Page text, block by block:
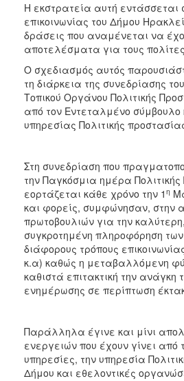
Η εκστρατεία αυτή εντάσσεται
επικοινωνίας του Δήμου
δράσεις που αναμένεται να
αποτελέσματα για τους
Ο σχεδιασμός αυτός
τη διάρκεια της συνεδρίασης
Τοπικού Οργάνου Πολιτικής
από τον Εντεταλμένο σύμβουλο
υπηρεσίας Πολιτικής
Στη συνεδρίαση που
την Παγκόσμια ημέρα
εορτάζεται κάθε χρόνο την 1 η
και φορείς, συμφώνησαν, στην
πρωτοβουλιών για την
συγκροτημένη πληροφόρηση
διάφορους τρόπους
κ.α) καθώς η μεταβαλλόμενη
καθιστά επιτακτική την ανάγκη
ενημέρωσης σε περίπτωση
Παράλληλα έγινε και μίνι
ενεργειών που έχουν γίνει από
υπηρεσίες, την υπηρεσία
Δήμου και εθελοντικές